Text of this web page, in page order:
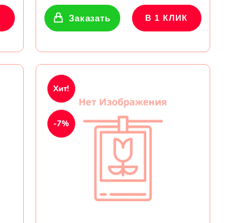
Заказать В 1 КЛИК
Хит!
-7%